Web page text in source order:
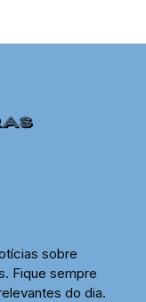
sobre
Fique sempre
do dia.